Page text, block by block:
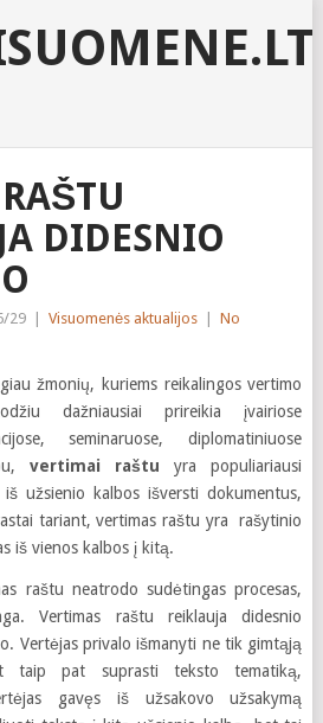
DIDESNIO
29 Visuomenės aktualijos
No
žmonių, kuriems reikalingos vertimo
dažniausiai prireikia įvairiose
seminaruose, diplomatiniuose
vertimai raštu yra populiariausi
užsienio kalbos išversti dokumentus,
tariant, vertimas raštu yra rašytinio
iš vienos kalbos į kitą.
raštu neatrodo sudėtingas procesas,
Vertimas raštu reiklauja didesnio
Vertėjas privalo išmanyti ne tik gimtąją
taip pat suprasti teksto tematiką,
gavęs iš užsakovo užsakymą